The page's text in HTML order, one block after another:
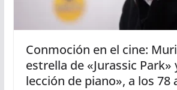
Conmoción en el cine:
estrella de «Jurassic Park»
lección de piano», a los 78